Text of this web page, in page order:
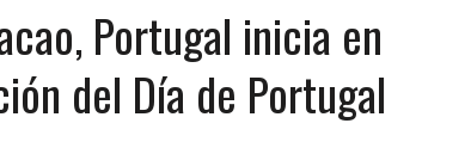
DE CARACAS CON MÁS DE 20 PERSONAS ADENTRO
SUS HIJOS, UNO PERDIÓ LA VIDA
HALLARON EL CUERPO DENTRO DE SU CASA
Portugal inicia en
del Día de Portugal